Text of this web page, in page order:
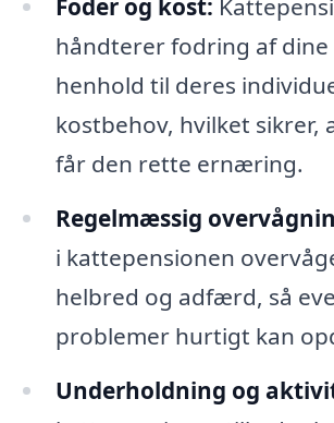
Foder og kost:
håndterer fodring af dine
henhold til deres
kostbehov, hvilket sikrer,
får den rette ernæring.
Regelmæssig
i kattepensionen
helbred og adfærd, så
problemer hurtigt kan
Underholdning og